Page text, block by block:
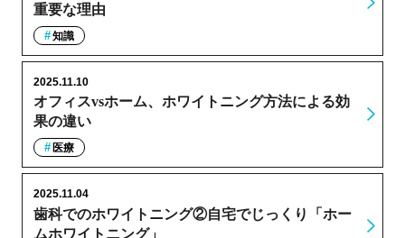
重要な理由
知識
オフィスvsホーム、ホワイトニング方法による効
果の違い
2025.11.10
医療
歯科でのホワイトニング②自宅でじっくり「ホー
ムホワイトニング」
2025.11.04